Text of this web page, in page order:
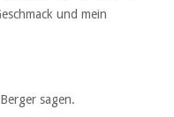
und mein
sagen.